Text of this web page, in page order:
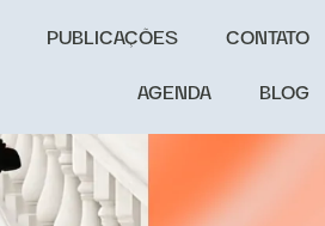
PUBLICAÇÕES CONTATO
AGENDA BLOG